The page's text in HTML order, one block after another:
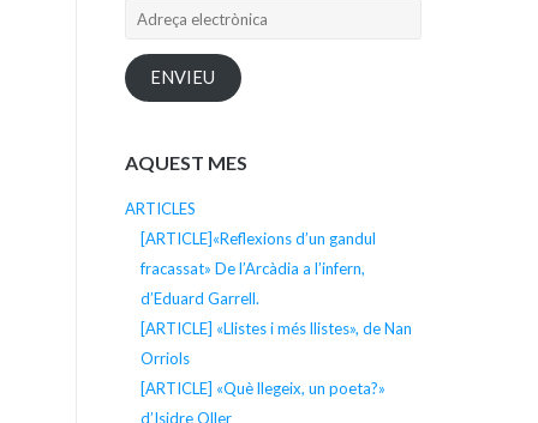
Adreça
ENVIEU
AQUEST MES
ARTICLES
[ARTICLE]«Reflexions d’un gandul
fracassat» De l’Arcàdia a l’infern,
d’Eduard Garrell.
[ARTICLE] «Llistes i més llistes», de Nan
Orriols
[ARTICLE] «Què llegeix, un poeta?»
d’Isidre Oller